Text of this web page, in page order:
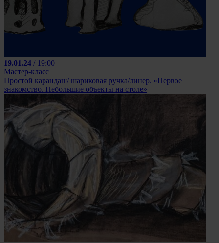
19.01.24 / 19:00
Мастер-класс
Простой карандаш/ шариковая ручка/линер. «Первое
знакомство. Небольшие объекты на столе»